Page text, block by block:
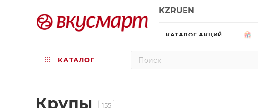
KZRUEN
КАТАЛОГ АКЦИЙ
КАТАЛОГ
Крупы 155